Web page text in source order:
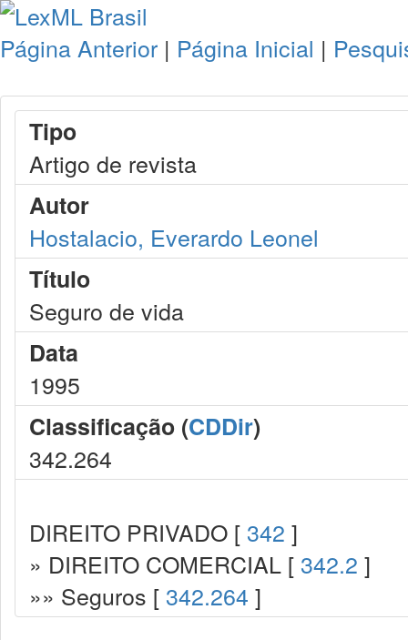
Página Anterior | Página Inicial |
Tipo
Artigo de revista
Autor
Hostalacio, Everardo Leonel
Título
Seguro de vida
Data
1995
Classificação (CDDir)
342.264
DIREITO PRIVADO [ 342 ]
» DIREITO COMERCIAL [ 342.2 ]
»» Seguros [ 342.264 ]